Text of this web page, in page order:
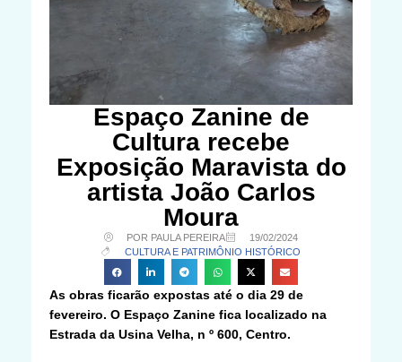
Espaço Zanine de
Cultura recebe
Exposição Maravista do
artista João Carlos
Moura
POR PAULA PEREIRA
19/02/2024
CULTURA E PATRIMÔNIO HISTÓRICO
As obras ficarão expostas até o dia 29 de
fevereiro. O Espaço Zanine fica localizado na
Estrada da Usina Velha, n º 600, Centro.